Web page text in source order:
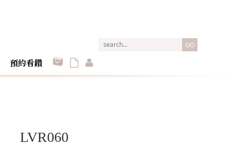
GO
預約看鑽
LVR060